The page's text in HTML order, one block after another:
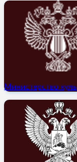
Министерство